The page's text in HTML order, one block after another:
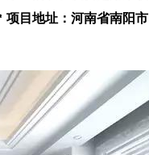
目地址：河南省南阳